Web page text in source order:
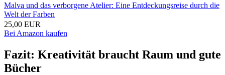
Malva und das verborgene Atelier: Eine Entdeckungsreise durch die
Welt der Farben
25,00 EUR
Bei Amazon kaufen
Fazit: Kreativität braucht Raum und gute
Bücher